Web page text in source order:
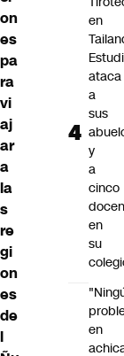
on
es
pa
ra
vi
aj
ar
a
la
s
re
gi
on
es
de
l
en
ataca
a
sus
y
a
cinco
en
su
en